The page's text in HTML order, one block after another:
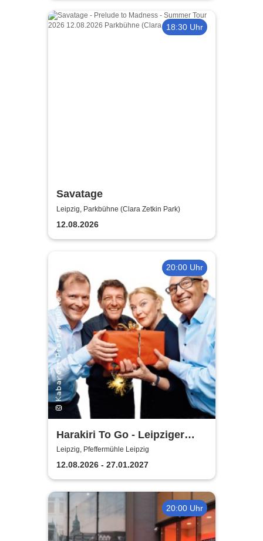
18:30 Uhr
Savatage
Leipzig, Parkbühne (Clara Zetkin Park)
12.08.2026
20:00 Uhr
Harakiri To Go - Leipziger
Pfeffermühle
Leipzig, Pfeffermühle Leipzig
12.08.2026 - 27.01.2027
20:00 Uhr